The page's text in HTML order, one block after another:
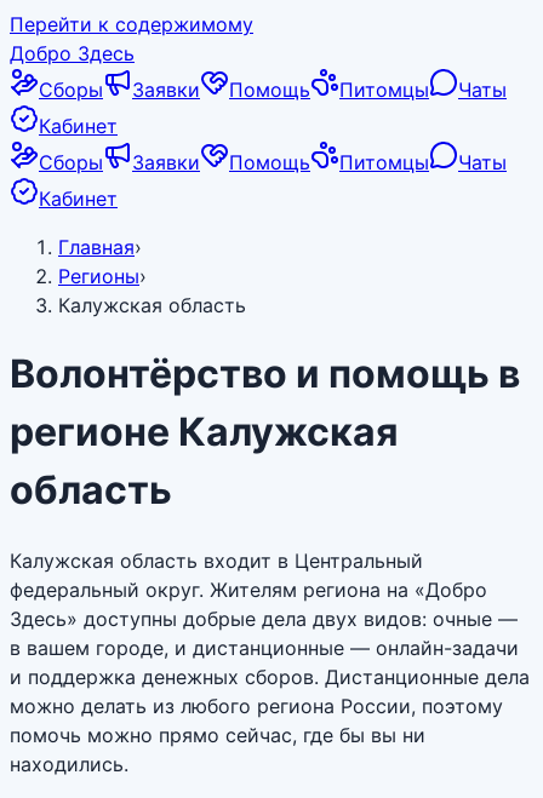
Перейти к содержимому
Добро Здесь
Сборы
Заявки Помощь Питомцы
Чаты
Кабинет
Сборы
Заявки Помощь Питомцы
Чаты
Кабинет
Главная›
Регионы›
Калужская область
Волонтёрство и помощь в
регионе Калужская
область
Калужская область входит в Центральный
федеральный округ. Жителям региона на «Добро
Здесь» доступны добрые дела двух видов: очные —
в вашем городе, и дистанционные — онлайн-задачи
и поддержка денежных сборов. Дистанционные дела
можно делать из любого региона России, поэтому
помочь можно прямо сейчас, где бы вы ни
находились.